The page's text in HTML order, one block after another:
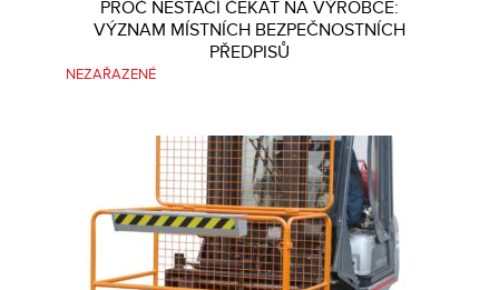
PROČ NESTAČÍ ČEKAT NA VÝROBCE:
VÝZNAM MÍSTNÍCH BEZPEČNOSTNÍCH
PŘEDPISŮ
NEZAŘAZENÉ